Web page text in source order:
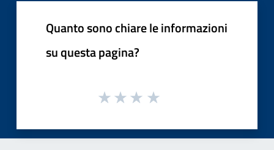
Quanto sono chiare le informazioni
su questa pagina?